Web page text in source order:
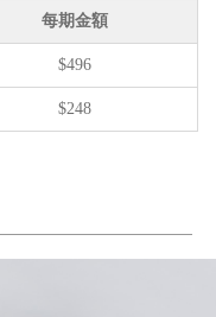
每期金額
$496
$248